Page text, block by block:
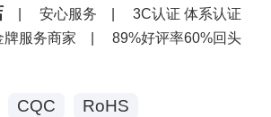
安心服务
3C认证 体系认证
牌服务商家
89%好评率60%回头
CQC RoHS